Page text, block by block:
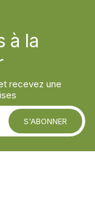
à la
recevez une
S'ABONNER